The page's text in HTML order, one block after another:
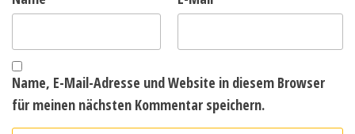
Name, E-Mail-Adresse und Website in diesem Browser
für meinen nächsten Kommentar speichern.